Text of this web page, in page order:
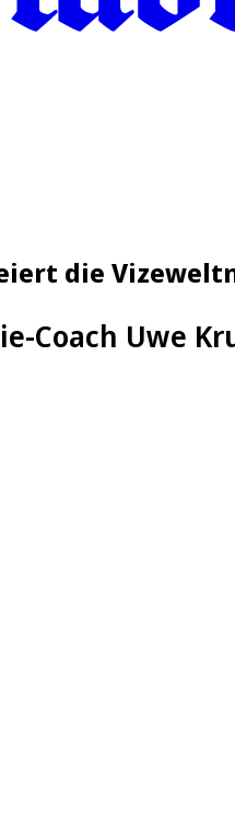
die
Coach Uwe